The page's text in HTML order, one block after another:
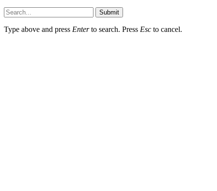
Submit
Type above and press Enterto search. Press Esc to cancel.